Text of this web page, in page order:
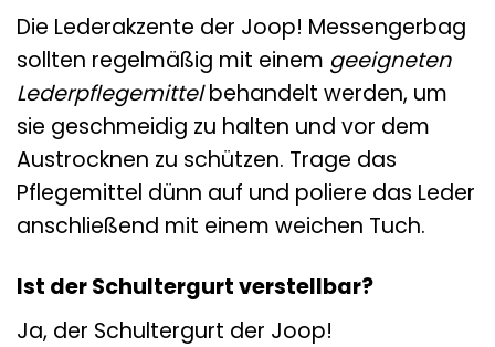
Die Lederakzente der Joop! Messengerbag
sollten regelmäßig mit einem geeigneten
Lederpflegemittelbehandelt werden, um
sie geschmeidig zu halten und vor dem
Austrocknen zu schützen. Trage das
Pflegemittel dünn auf und poliere das Leder
anschließend mit einem weichen Tuch.
Ist der Schultergurt verstellbar?
Ja, der Schultergurt der Joop!